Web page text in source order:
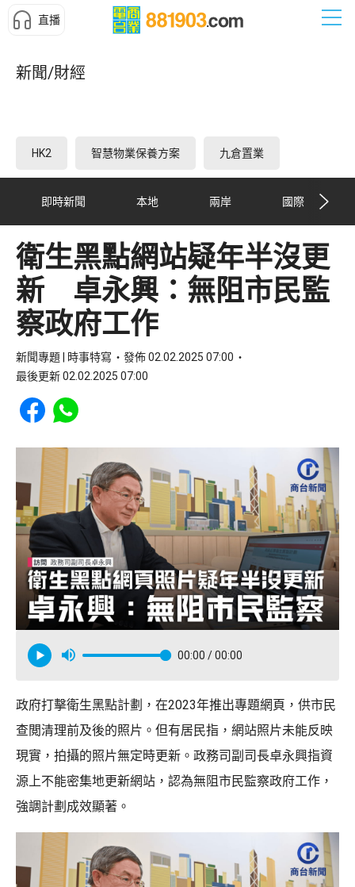
直播
新聞/財經
HK2 智慧物業保養方案 九倉置業
即時新聞 本地 兩岸 國際
衛生黑點網站疑年半沒更
新 卓永興：無阻市民監
察政府工作
新聞專題 | 時事特寫
發佈 02.02.2025 07:00
最後更新 02.02.2025 07:00
Share to Facebook
Share to WhatsApp
00:00 / 00:00
政府打擊衛生黑點計劃，在2023年推出專題網頁，供市民
查閲清理前及後的照片。但有居民指，網站照片未能反映
現實，拍攝的照片無定時更新。政務司副司長卓永興指資
源上不能密集地更新網站，認為無阻市民監察政府工作，
強調計劃成效顯著。